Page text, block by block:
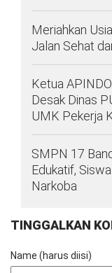
Meriahkan
Jalan Sehat
Ketua
Desak Dinas
UMK Pekerja
SMPN 17
Edukatif,
Narkoba
TINGGALKAN
Name (harus diisi)